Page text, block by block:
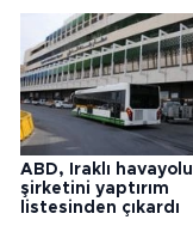
ABD, Iraklı havayolu
şirketini yaptırım
listesinden çıkardı